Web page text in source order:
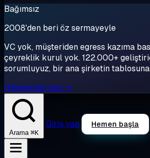
Bağımsız
2008'den beri öz sermayeyle
VC yok, müşteriden egress kazıma
çeyreklik kurul yok. 122.000+
sorumluyuz, bir ana şirketin
Hikâyemizi oku →
Arama ⌘K
Giriş yap Hemen başla